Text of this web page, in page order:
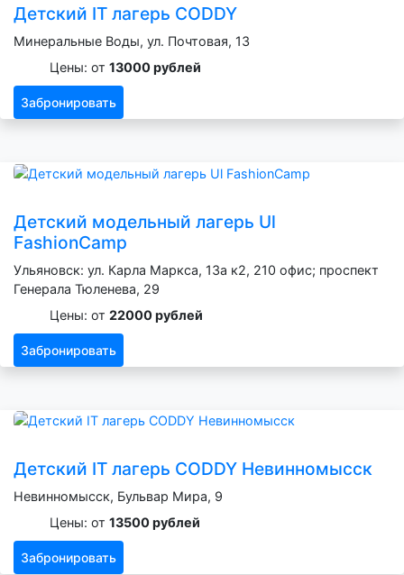
Детский IT лагерь CODDY
Минеральные Воды, ул. Почтовая, 13
Цены: от 13000 рублей
Забронировать
Детский модельный лагерь Ul
FashionCamp
Ульяновск: ул. Карла Маркса, 13а к2, 210 офис; проспект
Генерала Тюленева, 29
Цены: от 22000 рублей
Забронировать
Детский IT лагерь CODDY Невинномысск
Невинномысск, Бульвар Мира, 9
Цены: от 13500 рублей
Забронировать